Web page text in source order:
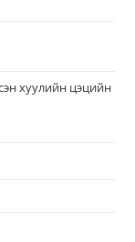
хуулийн цэцийн